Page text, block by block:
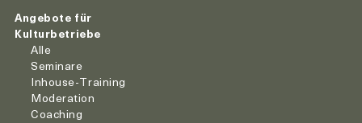
Angebote für
Kulturbetriebe
Alle
Seminare
Inhouse-Training
Moderation
Coaching